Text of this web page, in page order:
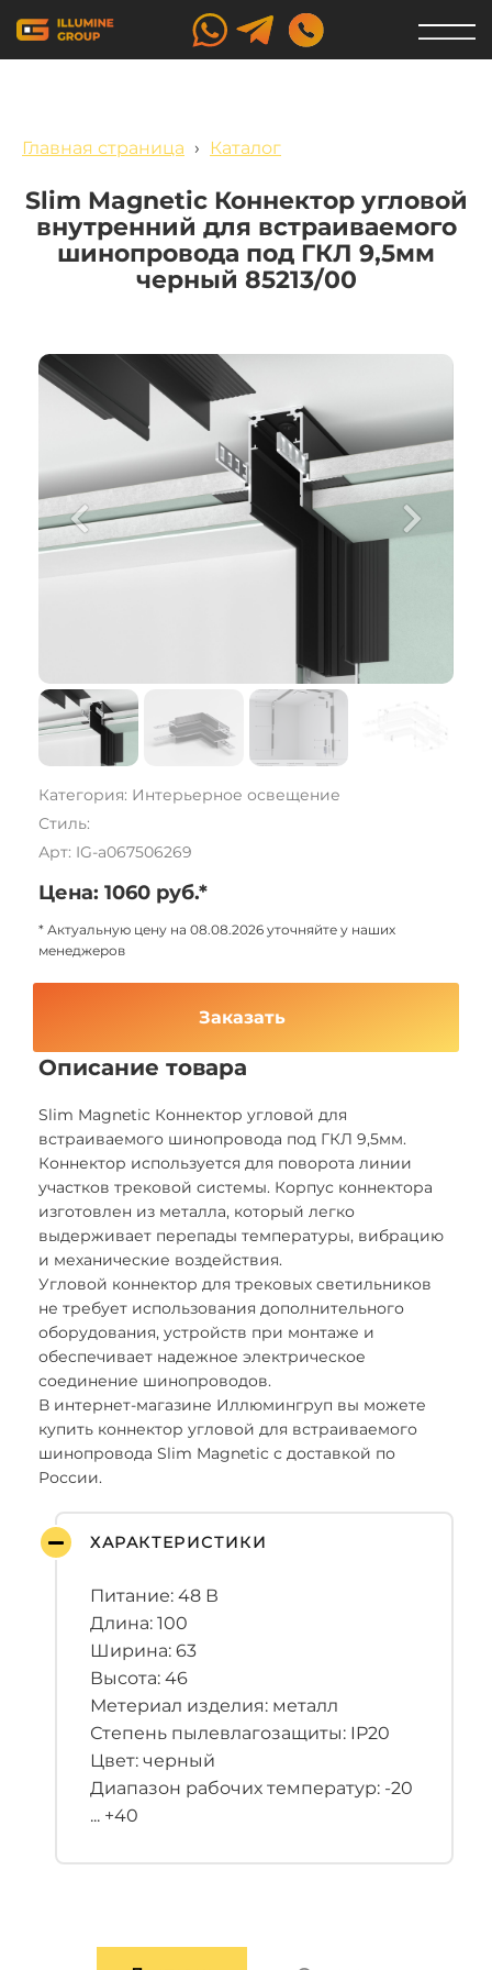
Главная страница › Каталог
Slim Magnetic Коннектор угловой
внутренний для встраиваемого
шинопровода под ГКЛ 9,5мм
черный 85213/00
Категория: Интерьерное освещение
Стиль:
Арт: IG-a067506269
Цена: 1060 руб.*
* Актуальную цену на 08.08.2026 уточняйте у наших
менеджеров
Заказать
Описание товара
Slim Magnetic Коннектор угловой для
встраиваемого шинопровода под ГКЛ 9,5мм.
Коннектор используется для поворота линии
участков трековой системы. Корпус коннектора
изготовлен из металла, который легко
выдерживает перепады температуры, вибрацию
и механические воздействия.
Угловой коннектор для трековых светильников
не требует использования дополнительного
оборудования, устройств при монтаже и
обеспечивает надежное электрическое
соединение шинопроводов.
В интернет-магазине Иллюмингруп вы можете
купить коннектор угловой для встраиваемого
шинопровода Slim Magnetic с доставкой по
России.
ХАРАКТЕРИСТИКИ
Питание: 48 В
Длина: 100
Ширина: 63
Высота: 46
Метериал изделия: металл
Степень пылевлагозащиты: IP20
Цвет: черный
Диапазон рабочих температур: -20
... +40